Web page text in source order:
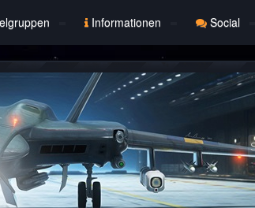
Informationen Social